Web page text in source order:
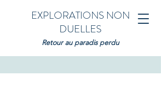
EXPLORATIONS NON
DUELLES
Retour au paradis perdu